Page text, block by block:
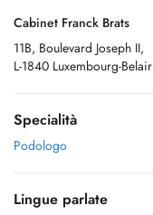
Cabinet Franck Brats
11B, Boulevard Joseph II,
L-1840 Luxembourg-Belair
Specialità
Podologo
Lingue parlate